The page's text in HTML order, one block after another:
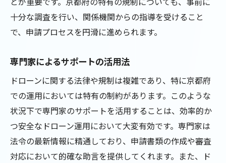
十分な調査を行い、関係機関からの指導を受けること
で、申請プロセスを円滑に進められます。
専門家によるサポートの活用法
ドローンに関する法律や規制は複雑であり、特に京都府
での運用においては特有の制約があります。このような
状況下で専門家のサポートを活用することは、効率的か
つ安全なドローン運用において大変有効です。専門家は
法令の最新情報に精通しており、申請書類の作成や審査
対応において的確な助言を提供してくれます。また、ド